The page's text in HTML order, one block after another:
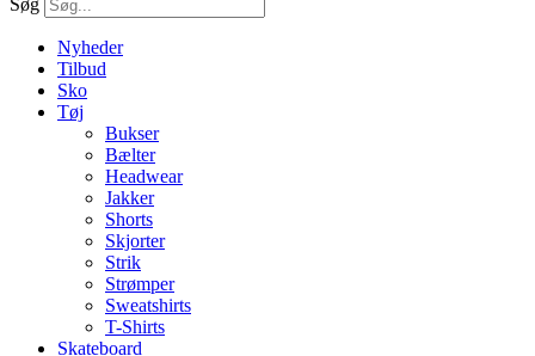
Søg
Nyheder
Tilbud
Sko
Tøj
Bukser
Bælter
Headwear
Jakker
Shorts
Skjorter
Strik
Strømper
Sweatshirts
T-Shirts
Skateboard